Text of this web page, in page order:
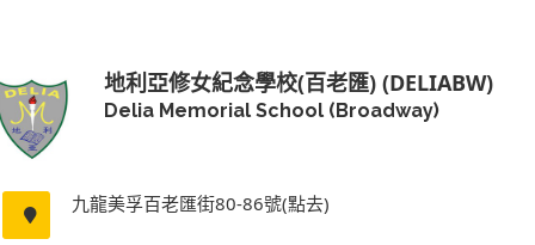
地利亞修女紀念學校(百老匯) (DELIABW)
Delia Memorial School (Broadway)
九龍美孚百老匯街80-86號(點去)